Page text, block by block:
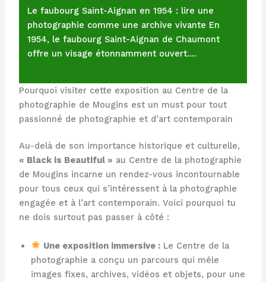
Le faubourg Saint-Aignan en 1954 : lire une
photographie comme une archive vivante En
1954, le faubourg Saint-Aignan de Chaumont
offre un visage étonnamment ouvert.…
Pourquoi visiter cette exposition au Centre de la
photographie de Mougins est un must pour tout
passionné de photographie et d’art contemporain
Au-delà de son importance historique et culturelle,
« Black is Beautiful » au Centre de la photographie
de Mougins incarne un rendez-vous incontournable
pour tous ceux qui s’intéressent à la photographie
engagée et à l’art contemporain. Voici pourquoi tu
ne dois surtout pas passer à côté :
Une exposition immersive : Le Centre de la
photographie a conçu un parcours qui mêle
images fixes, archives, vidéos et objets, pour une